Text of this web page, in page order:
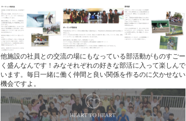
他施設の社員との交流の場にもなっている部活動がものすごー
く盛んなんです！みなそれぞれの好きな部活に入って楽しんで
います。毎日一緒に働く仲間と良い関係を作るのに欠かせない
機会ですよ。